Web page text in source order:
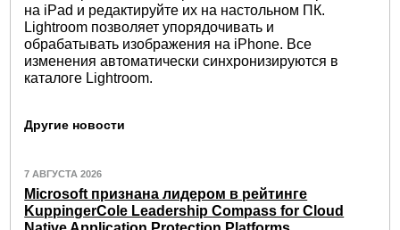
на iPad и редактируйте их на настольном ПК.
Lightroom позволяет упорядочивать и
обрабатывать изображения на iPhone. Все
изменения автоматически синхронизируются в
каталоге Lightroom.
Другие новости
7 АВГУСТА 2026
Microsoft признана лидером в рейтинге
KuppingerCole Leadership Compass for Cloud